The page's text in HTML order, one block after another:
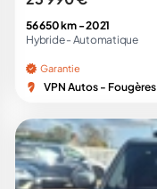
56 650 km -2021
Hybride - Automatique
Garantie
VPN Autos - Fougères